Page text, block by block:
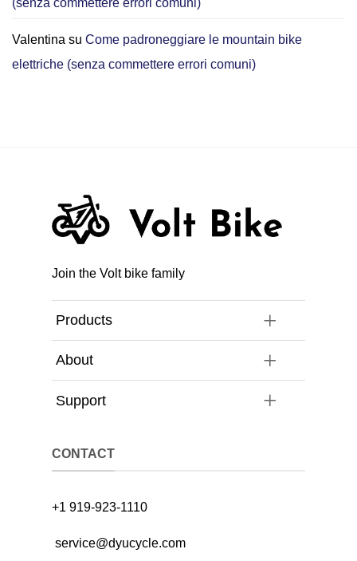
spostamenti
città
Valentina su Come padroneggiare le mountain bike
elettriche (senza commettere errori comuni)
Join the Volt bike family
Products
About
Support
CONTACT
+1 919-923-1110
service@dyucycle.com